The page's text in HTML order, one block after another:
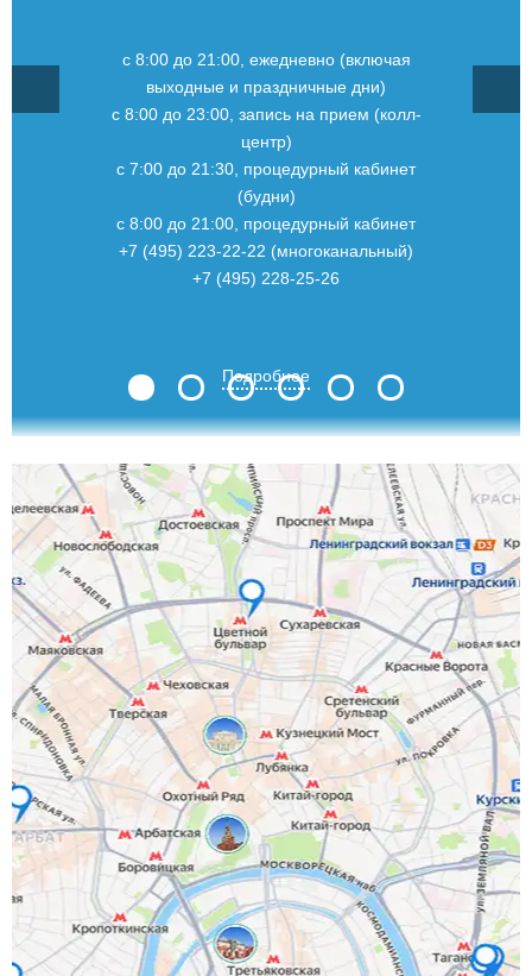
с 8:00 до 21:00, ежедневно (включая
выходные и праздничные дни)
с 8:00 до 23:00, запись на прием (колл-
центр)
с 7:00 до 21:30, процедурный кабинет
(будни)
с 8:00 до 21:00, процедурный кабинет
+7 (495) 223-22-22 (многоканальный)
+7 (495) 228-25-26
Подробнее